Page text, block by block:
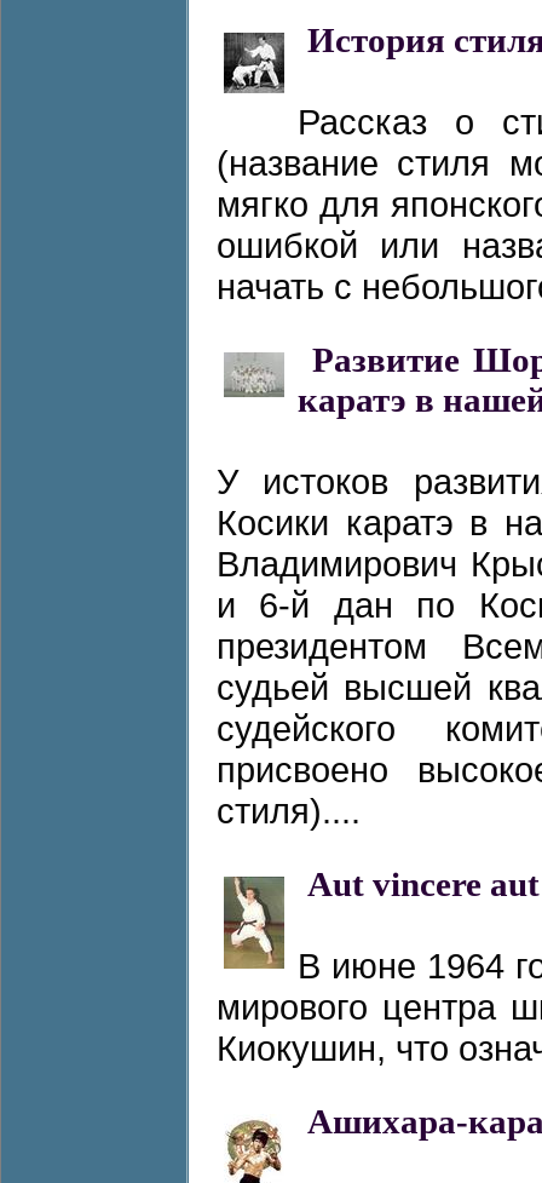
История
Рассказ о
(название стиля
мягко для
ошибкой или
начать с
Развитие
каратэ в
У истоков
Косики каратэ в
Владимирович
и 6-й дан по
президентом
судьей высшей
судейского
присвоено
стиля)....
Aut vincere
В июне 1964
мирового центра
Киокушин, что
Ашихара-